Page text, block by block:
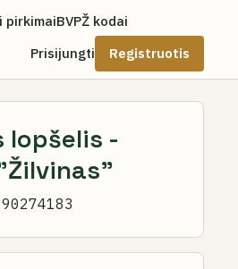
pirkimaiBVPŽ kodai
Prisijungti
Registruotis
lopšelis -